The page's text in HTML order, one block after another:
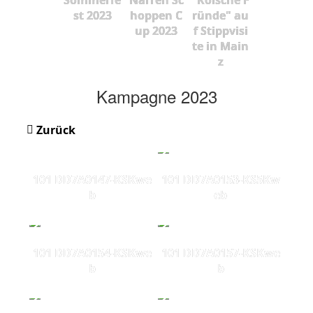
st 2023
hoppen C
up 2023
ründe" au
f Stippvisi
te in Main
z
Kampagne 2023
Zurück
101 DD7A0147-KSKwe
b
101 DD7A0153-KS5Kw
eb
101 DD7A0154-KSKwe
b
101 DD7A0157-KSKwe
b